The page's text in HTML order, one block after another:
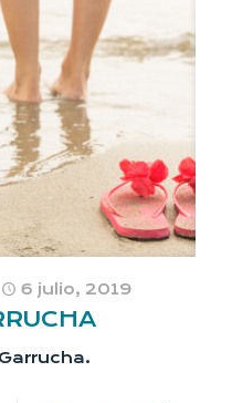
6 julio, 2019